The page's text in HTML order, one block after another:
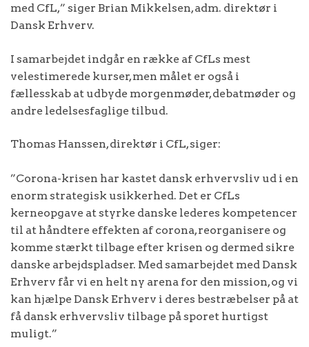
med CfL,” siger Brian Mikkelsen, adm. direktør i
Dansk Erhverv.
I samarbejdet indgår en række af CfLs mest
velestimerede kurser, men målet er også i
fællesskab at udbyde morgenmøder, debatmøder og
andre ledelsesfaglige tilbud.
Thomas Hanssen, direktør i CfL, siger:
”Corona-krisen har kastet dansk erhvervsliv ud i en
enorm strategisk usikkerhed. Det er CfLs
kerneopgave at styrke danske lederes kompetencer
til at håndtere effekten af corona, reorganisere og
komme stærkt tilbage efter krisen og dermed sikre
danske arbejdspladser. Med samarbejdet med Dansk
Erhverv får vi en helt ny arena for den mission, og vi
kan hjælpe Dansk Erhverv i deres bestræbelser på at
få dansk erhvervsliv tilbage på sporet hurtigst
muligt.”